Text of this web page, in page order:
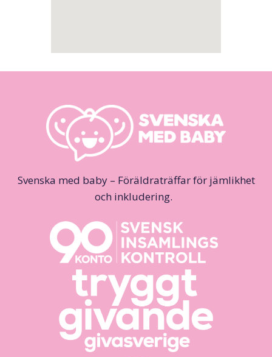
Svenska med baby – Föräldraträffar för jämlikhet
och inkludering.